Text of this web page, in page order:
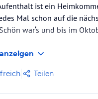
ist ein
Mal schon auf die
war‘s und bis im
Teilen